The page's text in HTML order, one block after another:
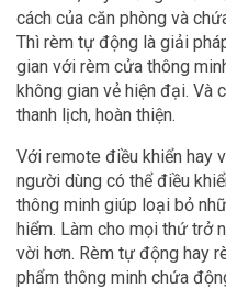
cách của căn phòng và
Thì rèm tự động là giải
gian với rèm cửa thông
không gian vẻ hiện đại. Và
thanh lịch, hoàn thiện.
Với remote điều khiển hay
người dùng có thể điều
thông minh giúp loại bỏ
hiểm. Làm cho mọi thứ trở
vời hơn. Rèm tự động hay
phẩm thông minh chứa